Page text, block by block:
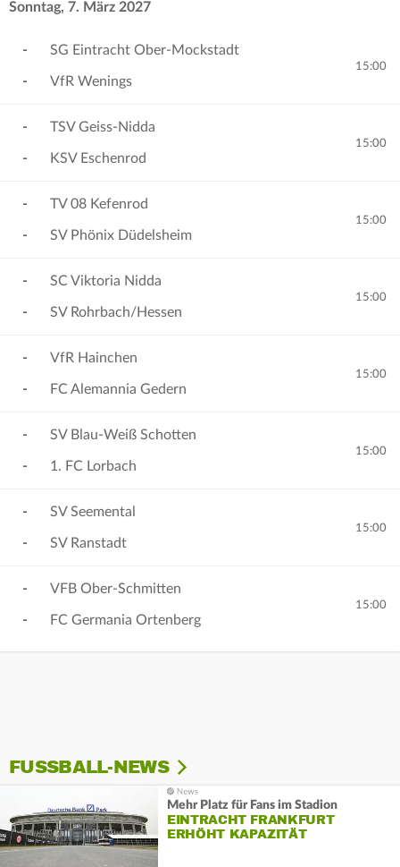
Sonntag, 7. März 2027
-
-
SG Eintracht Ober-Mockstadt
VfR Wenings
15:00
-
-
TSV Geiss-Nidda
KSV Eschenrod
15:00
-
-
TV 08 Kefenrod
SV Phönix Düdelsheim
15:00
-
-
SC Viktoria Nidda
SV Rohrbach/Hessen
15:00
-
-
VfR Hainchen
FC Alemannia Gedern
15:00
-
-
SV Blau-Weiß Schotten
1. FC Lorbach
15:00
-
-
SV Seemental
SV Ranstadt
15:00
-
-
VFB Ober-Schmitten
FC Germania Ortenberg
15:00
FUSSBALL-NEWS
Mehr Platz für Fans im Stadion
EINTRACHT FRANKFURT
ERHÖHT KAPAZITÄT